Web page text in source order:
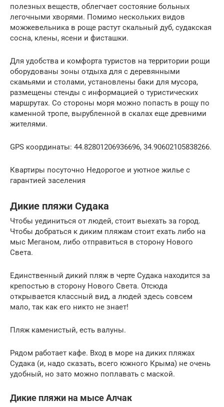
полезных веществ, облегчает состояние больных
легочными хворями. Помимо нескольких видов
можжевельника в роще растут скальный дуб, судакская
сосна, клены, ясени и фисташки.
Для удобства и комфорта туристов на территории рощи
оборудованы зоны отдыха для с деревянными
скамьями и столами, установлены баки для мусора,
размещены стенды с информацией о туристических
маршрутах. Со стороны моря можно попасть в рощу по
каменной тропе, вырубленной в скалах еще древними
жителями.
GPS координаты: 44.82801206936696, 34.90602105838266.
Квартиры посуточно Недорогое и уютное жилье с
гарантией заселения
Дикие пляжи Судака
Чтобы уединиться от людей, стоит выехать за город.
Чтобы добраться к диким пляжам стоит ехать либо на
мыс Меганом, либо отправиться в сторону Нового
Света.
Единственный дикий пляж в черте Судака находится за
крепостью в сторону Нового Света. Отсюда
открывается классный вид, а людей здесь совсем
мало, так как его никто не знает!
Пляж каменистый, есть валуны.
Рядом работает кафе. Вход в море на диких пляжах
Судака (и, надо сказать, всего южного Крыма) не очень
удобный, но зато можно поплавать с маской.
Дикие пляжи на мысе Алчак